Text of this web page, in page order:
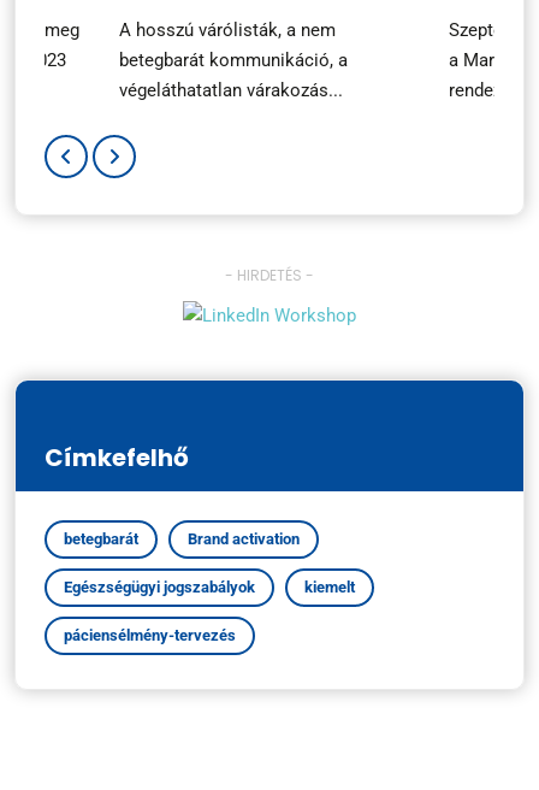
meg
2023
A hosszú várólisták, a nem
betegbarát kommunikáció, a
végeláthatatlan várakozás...
a
- HIRDETÉS -
Címkefelhő
betegbarát Brand activation
Egészségügyi jogszabályok kiemelt
páciensélmény-tervezés